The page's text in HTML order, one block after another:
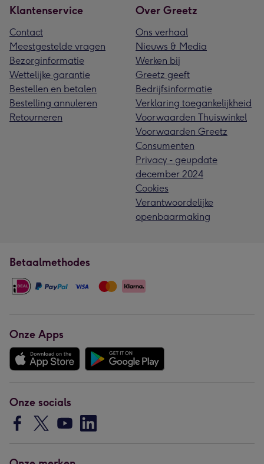
Klantenservice
Contact
Meestgestelde vragen
Bezorginformatie
Wettelijke garantie
Bestellen en betalen
Bestelling annuleren
Retourneren
Over Greetz
Ons verhaal
Nieuws & Media
Werken bij
Greetz geeft
Bedrijfsinformatie
Verklaring toegankelijkheid
Voorwaarden Thuiswinkel
Voorwaarden Greetz
Consumenten
Privacy - geupdate
december 2024
Cookies
Verantwoordelijke
openbaarmaking
Betaalmethodes
Onze Apps
Onze socials